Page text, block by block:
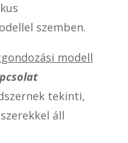
szemben.
modell
tekinti,
áll